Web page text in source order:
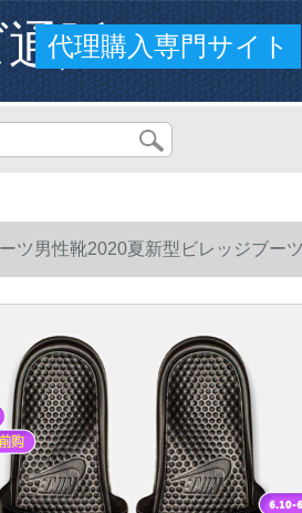
販
代理購入専門サイト
ツ男性靴2020夏新型ビレッジブー